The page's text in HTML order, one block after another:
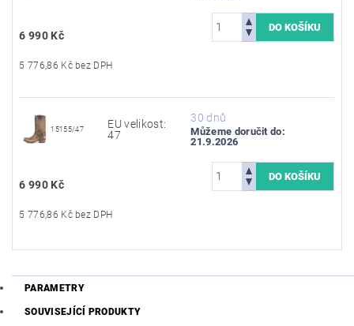
6 990 Kč
5 776,86 Kč bez DPH
15155/47
EU velikost:
47
30 dnů
Můžeme doručit do:
21.9.2026
6 990 Kč
5 776,86 Kč bez DPH
PARAMETRY
SOUVISEJÍCÍ PRODUKTY